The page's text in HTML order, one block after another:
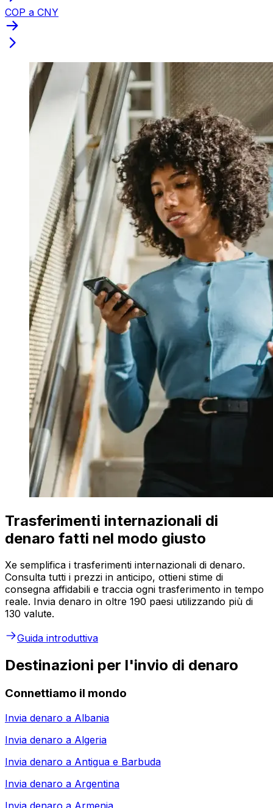
COP a CNY
Trasferimenti internazionali di
denaro fatti nel modo giusto
Xe semplifica i trasferimenti internazionali di denaro.
Consulta tutti i prezzi in anticipo, ottieni stime di
consegna affidabili e traccia ogni trasferimento in tempo
reale. Invia denaro in oltre 190 paesi utilizzando più di
130 valute.
Guida introduttiva
Destinazioni per l'invio di denaro
Connettiamo il mondo
Invia denaro a Albania
Invia denaro a Algeria
Invia denaro a Antigua e Barbuda
Invia denaro a Argentina
Invia denaro a Armenia